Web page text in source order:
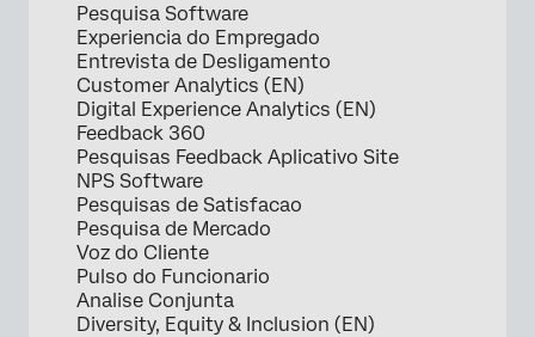
Pesquisa Software
Experiencia do Empregado
Entrevista de Desligamento
Customer Analytics (EN)
Digital Experience Analytics (EN)
Feedback 360
Pesquisas Feedback Aplicativo Site
NPS Software
Pesquisas de Satisfacao
Pesquisa de Mercado
Voz do Cliente
Pulso do Funcionario
Analise Conjunta
Diversity, Equity & Inclusion (EN)